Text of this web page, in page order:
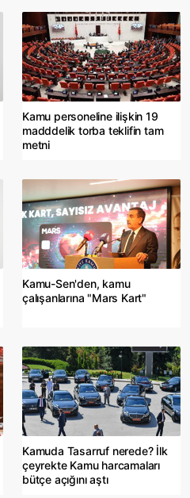
Kamu personeline ilişkin 19
madddelik torba teklifin tam
metni
Kamu-Sen'den, kamu
çalışanlarına "Mars Kart"
Kamuda Tasarruf nerede? İlk
çeyrekte Kamu harcamaları
bütçe açığını aştı